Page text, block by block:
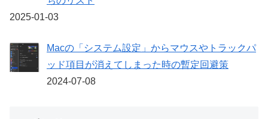
2025-01-03
Macの「システム設定」からマウスやトラックパ
ッド項目が消えてしまった時の暫定回避策
2024-07-08